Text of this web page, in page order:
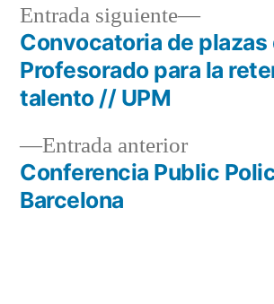
Navegación
de
entradas
Entrada anteriorEntrada
anterior:
Conferencia Public
Barcelona
Entrada siguiente
Entrada
Convocatoria de plazas
Profesorado para la
talento // UPM